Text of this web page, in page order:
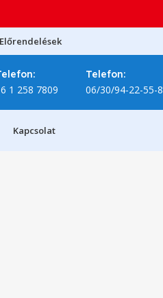
Előrendelések
1 258 7809
Telefon:
06/30/94-22-55-8
Kapcsolat